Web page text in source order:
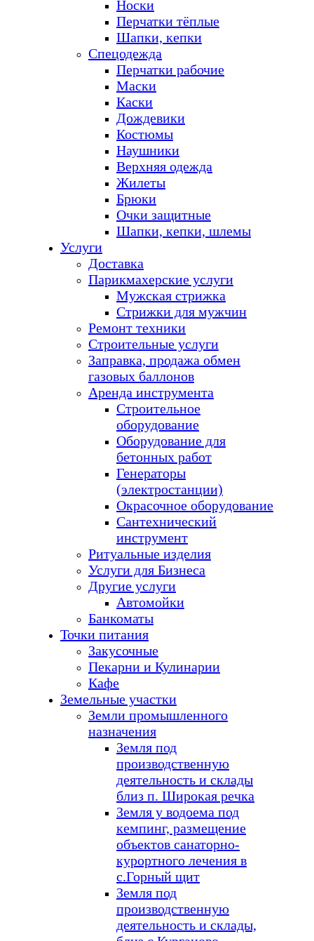
Носки
Перчатки тёплые
Шапки, кепки
Спецодежда
Перчатки рабочие
Маски
Каски
Дождевики
Костюмы
Наушники
Верхняя одежда
Жилеты
Брюки
Очки защитные
Шапки, кепки, шлемы
Услуги
Доставка
Парикмахерские услуги
Мужская стрижка
Стрижки для мужчин
Ремонт техники
Строительные услуги
Заправка, продажа обмен
газовых баллонов
Аренда инструмента
Строительное
оборудование
Оборудование для
бетонных работ
Генераторы
(электростанции)
Окрасочное оборудование
Сантехнический
инструмент
Ритуальные изделия
Услуги для Бизнеса
Другие услуги
Автомойки
Банкоматы
Точки питания
Закусочные
Пекарни и Кулинарии
Кафе
Земельные участки
Земли промышленного
назначения
Земля под
производственную
деятельность и склады
близ п. Широкая речка
Земля у водоема под
кемпинг, размещение
объектов санаторно-
курортного лечения в
с.Горный щит
Земля под
производственную
деятельность и склады,